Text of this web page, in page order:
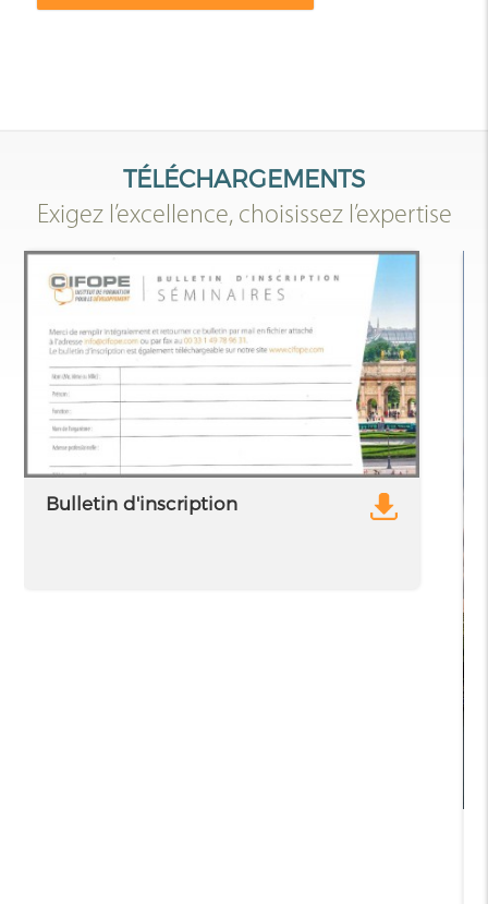
TÉLÉCHARGEMENTS
Exigez l’excellence, choisissez l’expertise
Bulletin d'inscription